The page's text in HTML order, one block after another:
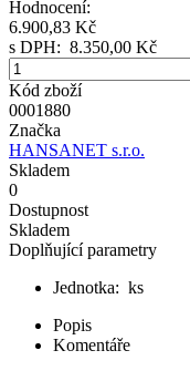
Hodnocení:
6.900,83 Kč
s DPH: 8.350,00 Kč
Kód zboží
0001880
Značka
HANSANET s.r.o.
Skladem
0
Dostupnost
Skladem
Doplňující parametry
Jednotka: ks
Popis
Komentáře